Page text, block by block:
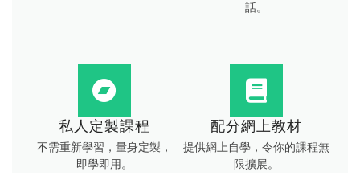
話。
私人定製課程
不需重新學習，量身定製，
即學即用。
配分網上教材
提供網上自學，令你的課程無
限擴展。